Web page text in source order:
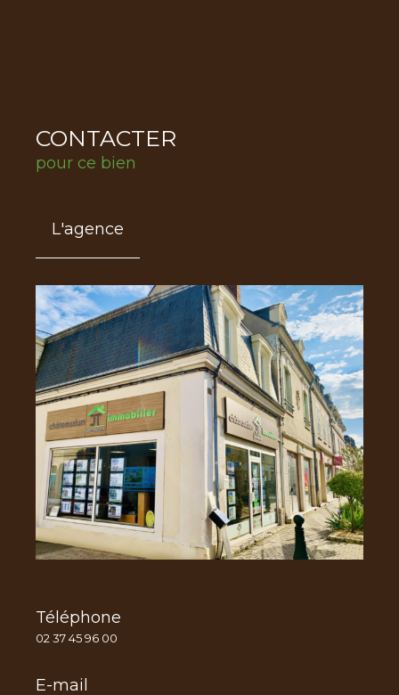
CONTACTER
pour ce bien
L'agence
Téléphone
02 37 45 96 00
E-mail